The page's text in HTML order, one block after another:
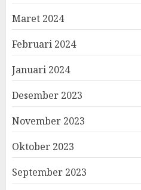
Maret 2024
Februari 2024
Januari 2024
Desember 2023
November 2023
Oktober 2023
September 2023